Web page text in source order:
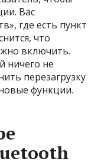
Вас
где есть пункт
что
включить.
ничего не
перезагрузку
функции.